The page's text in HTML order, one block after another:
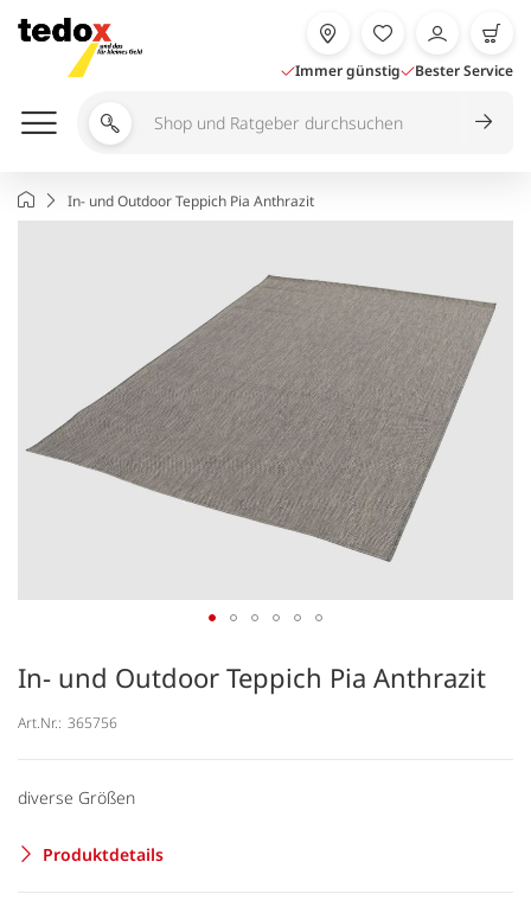
Inhalt
springen
Immer günstig Bester Service
Shop
durchsuchen
StartseiteIn- und Outdoor Teppich Pia Anthrazit
In- und Outdoor Teppich Pia Anthrazit
Art.Nr.: 365756
diverse Größen
Produktdetails